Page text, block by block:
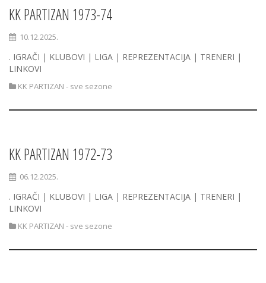
KK PARTIZAN 1973-74
10.12.2025.
. IGRAČI | KLUBOVI | LIGA | REPREZENTACIJA | TRENERI |
LINKOVI
KK PARTIZAN - sve sezone
KK PARTIZAN 1972-73
06.12.2025.
. IGRAČI | KLUBOVI | LIGA | REPREZENTACIJA | TRENERI |
LINKOVI
KK PARTIZAN - sve sezone